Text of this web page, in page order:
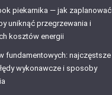
piekarnika — jak zaplanować
uniknąć przegrzewania i
kosztów energii
fundamentowych: najczęstsze
wykonawcze i sposoby